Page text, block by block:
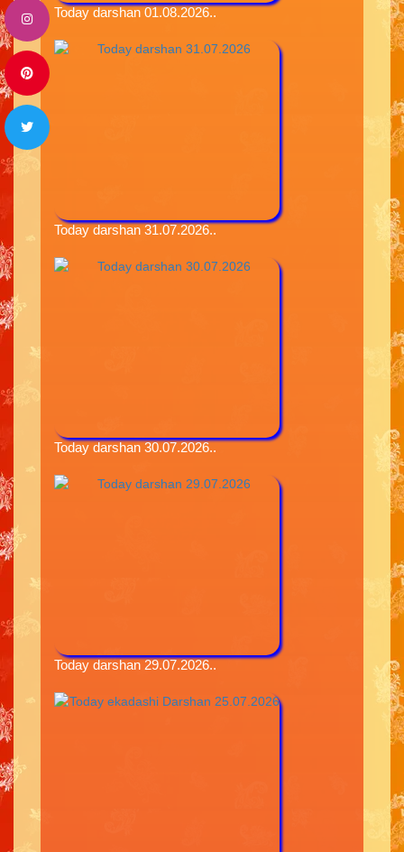
Today darshan 01.08.2026..
Today darshan 31.07.2026..
Today darshan 30.07.2026..
Today darshan 29.07.2026..